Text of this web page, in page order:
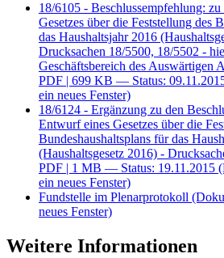
18/6105 - Beschlussempfehlung:
Gesetzes über die Feststellung des
das Haushaltsjahr 2016
Drucksachen 18/5500, 18/5502 -
Geschäftsbereich des Auswärtigen
PDF | 699 KB — Status:
ein neues Fenster)
18/6124 - Ergänzung zu den
Entwurf eines Gesetzes über die
Bundeshaushaltsplans für das
(Haushaltsgesetz 2016) -
PDF | 1 MB — Status: 19.11.2015
ein neues Fenster)
Fundstelle im Plenarprotokoll
neues Fenster)
Weitere Informationen